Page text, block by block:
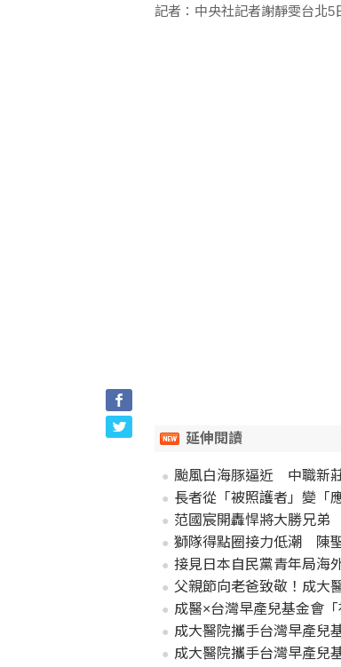
記者：中央社記者謝靜雯台北5
延伸閱讀
颱風白海豚逼近 中職新
長者從「被照護者」變「
范國宸開轟悍將大勝兄
獅隊得點圈接力低潮 陳
接見日本自民黨青年局海
父親節向老爸致敬！成大
成醫×台灣早產兒基金會
成大醫院攜手台灣早產兒
成大醫院攜手台灣早產兒